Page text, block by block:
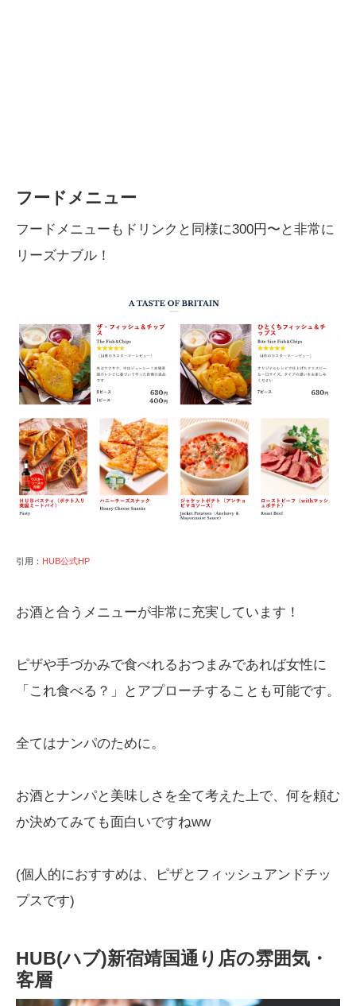
フードメニュー
フードメニューもドリンクと同様に300円〜と非常に
リーズナブル！
引用： HUB公式HP
お酒と合うメニューが非常に充実しています！
ピザや手づかみで食べれるおつまみであれば女性に
「これ食べる？」とアプローチすることも可能です。
全てはナンパのために。
お酒とナンパと美味しさを全て考えた上で、何を頼む
か決めてみても面白いですねww
(個人的におすすめは、ピザとフィッシュアンドチッ
プスです)
HUB(ハブ)新宿靖国通り店の雰囲気・
客層